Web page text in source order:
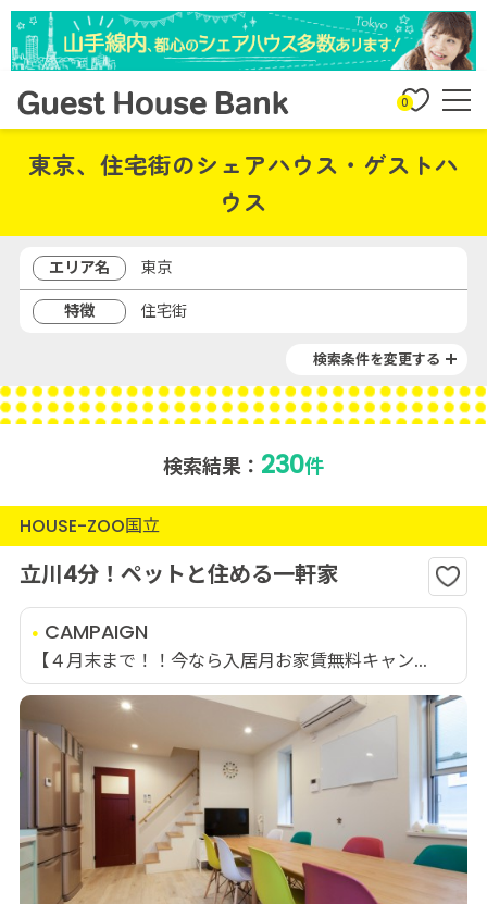
0
東京、住宅街のシェアハウス・ゲストハ
ウス
エリア名
東京
特徴
住宅街
検索条件を変更する
検索結果： 230件
HOUSE-ZOO国立
立川4分！ペットと住める一軒家
CAMPAIGN
【４月末まで！！今なら入居月お家賃無料キャン...